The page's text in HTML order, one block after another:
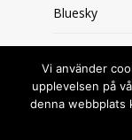
Bluesky
Vi använder
upplevelsen på
denna webbplats